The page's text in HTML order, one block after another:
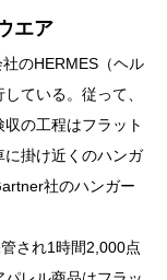
エア
のHERMES（ヘル
ている。従って、
の工程はフラット
掛け近くのハンガ
社のハンガー
され1時間2,000点